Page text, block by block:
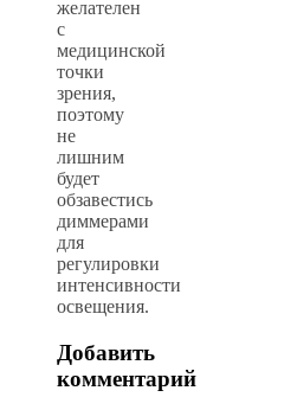
желателен
с
медицинской
точки
зрения,
поэтому
не
лишним
будет
обзавестись
диммерами
для
регулировки
интенсивности
освещения.
Добавить
комментарий